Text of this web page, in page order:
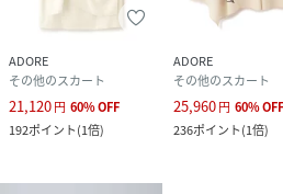
ADORE
その他のスカート
21,120円 60%OFF
192ポイント(1倍)
ADORE
その他のスカート
25,960円 60%OFF
236ポイント(1倍)